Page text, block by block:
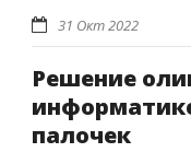
31 Окт 2022
Решение
палочек